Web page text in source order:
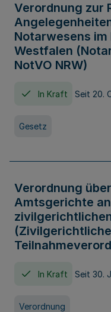
Verordnung zur
Notarwesens
Westfalen
NotVO NRW)
In Kraft Seit 20.
Gesetz
Verordnung
Amtsgerichte
In Kraft Seit 30.
Verordnung